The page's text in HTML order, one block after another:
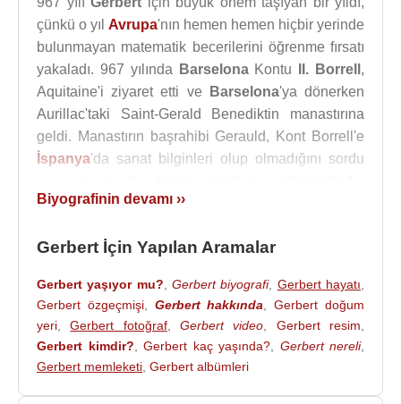
çünkü o yıl Avrupa'nın hemen hemen hiçbir yerinde
bulunmayan matematik becerilerini öğrenme fırsatı
yakaladı. 967 yılında
BarselonaKontu II. Borrell ,
Aquitaine'i ziyaret etti ve
Barselona'ya dönerken
Aurillac'taki Saint-Gerald Benediktin manastırına
geldi. Manastırın başrahibi Gerauld, Kont Borrell'e
İspanya'da sanat bilginleri olup olmadığını sordu
Gerauld; Kont Borrell'i öğrencilerinden birini
etti, böylece oradaki öğrenimden faydalanabilirdi.
kişinin Gerbert olduğuna karar verdiler ve Kont
Barselona Gerbert
, orada üç
yıl boyunca
Barselona
okulunda yaşadı.
Vich katedralininPiskoposu Atto aynı zamanda
Biyografinin devamı ››
Gerbert İçin Yapılan Aramalar
Gerbert yaşıyor mu? ,Gerbert biyografi, Gerbert hayatı
Gerbert özgeçmişi, Gerbert hakkında ,Gerbert doğum
yeri ,Gerbert fotoğraf,Gerbert video Gerbert resim
Gerbert kimdir?
Gerbert kaç yaşında? Gerbert nereli,
Gerbert memleketi Gerbert albümleri